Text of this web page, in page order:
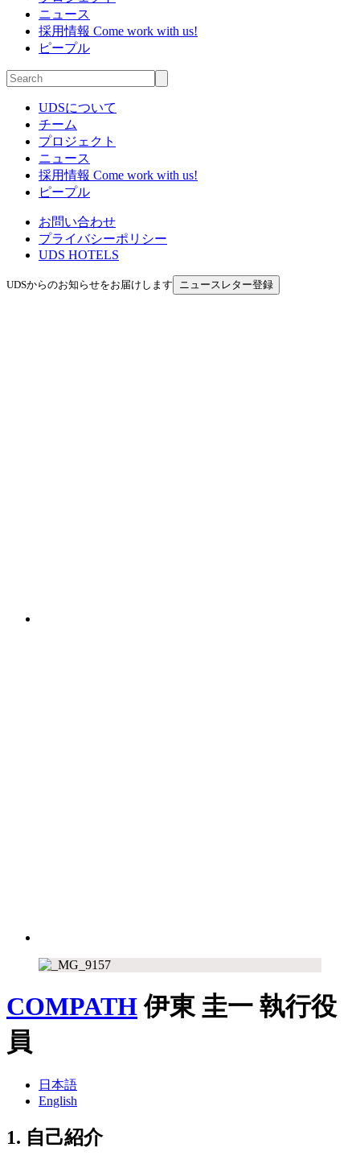
ニュース
採用情報 Come work with us!
ピープル
UDSについて
チーム
プロジェクト
ニュース
採用情報 Come work with us!
ピープル
お問い合わせ
プライバシーポリシー
UDS HOTELS
UDSからのお知らせをお届けします ニュースレター登録
COMPATH 伊東 圭一 執行役
員
日本語
English
1. 自己紹介